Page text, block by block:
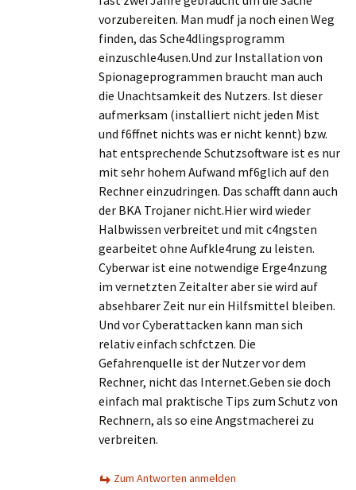
vorzubereiten. Man mudf ja noch einen Weg
finden, das Sche4dlingsprogramm
einzuschle4usen.Und zur Installation von
Spionageprogrammen braucht man auch
die Unachtsamkeit des Nutzers. Ist dieser
aufmerksam (installiert nicht jeden Mist
und f6ffnet nichts was er nicht kennt) bzw.
hat entsprechende Schutzsoftware ist es nur
mit sehr hohem Aufwand mf6glich auf den
Rechner einzudringen. Das schafft dann auch
der BKA Trojaner nicht.Hier wird wieder
Halbwissen verbreitet und mit c4ngsten
gearbeitet ohne Aufkle4rung zu leisten.
Cyberwar ist eine notwendige Erge4nzung
im vernetzten Zeitalter aber sie wird auf
absehbarer Zeit nur ein Hilfsmittel bleiben.
Und vor Cyberattacken kann man sich
relativ einfach schfctzen. Die
Gefahrenquelle ist der Nutzer vor dem
Rechner, nicht das Internet.Geben sie doch
einfach mal praktische Tips zum Schutz von
Rechnern, als so eine Angstmacherei zu
verbreiten.
Zum Antworten anmelden